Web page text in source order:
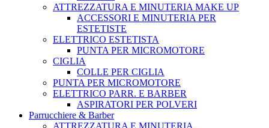
ATTREZZATURA E MINUTERIA MAKE UP
ACCESSORI E MINUTERIA PER
ESTETISTE
ELETTRICO ESTETISTA
PUNTA PER MICROMOTORE
CIGLIA
COLLE PER CIGLIA
PUNTA PER MICROMOTORE
ELETTRICO PARR. E BARBER
ASPIRATORI PER POLVERI
Parrucchiere & Barber
ATTREZZATURA E MINUTERIA